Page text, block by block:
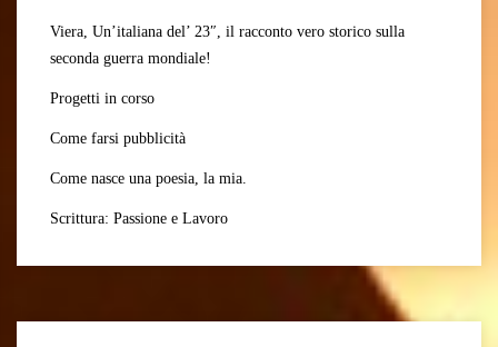
Viera, Un’italiana del’ 23″, il racconto vero storico sulla
seconda guerra mondiale!
Progetti in corso
Come farsi pubblicità
Come nasce una poesia, la mia.
Scrittura: Passione e Lavoro